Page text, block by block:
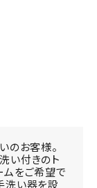
のお客様。
い付きのト
ムをご希望で
洗い器を設